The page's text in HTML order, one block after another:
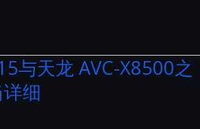
与天龙 AVC-X8500之
细